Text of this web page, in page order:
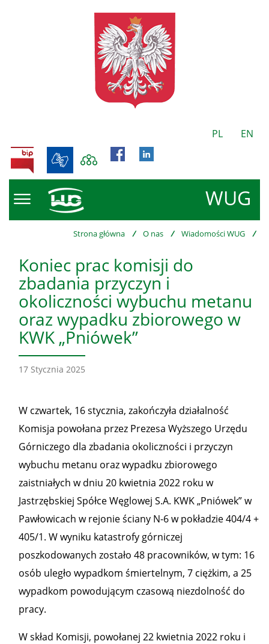
PL EN
WUG
BIP
Strona główna / O nas / Wiadomości WUG /
Koniec prac komisji do
zbadania przyczyn i
okoliczności wybuchu metanu
oraz wypadku zbiorowego w
KWK „Pniówek”
17 Stycznia 2025
W czwartek, 16 stycznia, zakończyła działalność
Komisja powołana przez Prezesa Wyższego Urzędu
Górniczego dla zbadania okoliczności i przyczyn
wybuchu metanu oraz wypadku zbiorowego
zaistniałych w dniu 20 kwietnia 2022 roku w
Jastrzębskiej Spółce Węglowej S.A. KWK „Pniówek” w
Pawłowicach w rejonie ściany N-6 w pokładzie 404/4 +
405/1. W wyniku katastrofy górniczej
poszkodowanych zostało 48 pracowników, w tym: 16
osób uległo wypadkom śmiertelnym, 7 ciężkim, a 25
wypadkom powodującym czasową niezdolność do
pracy.
W skład Komisji, powołanej 22 kwietnia 2022 roku i